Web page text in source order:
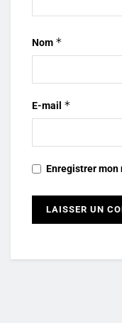
Nom *
E-mail *
Enregistrer mon